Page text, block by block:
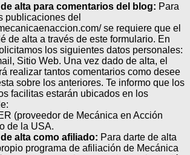
alta para comentarios del blog: Para
publicaciones del
se requiere que el
de alta a través de este formulario. En
los siguientes datos personales:
Sitio Web. Una vez dado de alta, el
realizar tantos comentarios como desee
sobre los anteriores. Te informo que los
facilitas estarán ubicados en los
(proveedor de Mecánica en Acción
de la USA.
alta como afiliado: Para darte de alta
programa de afiliación de Mecánica